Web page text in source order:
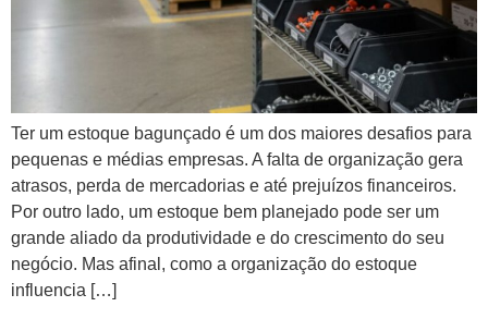
Ter um estoque bagunçado é um dos maiores desafios para
pequenas e médias empresas. A falta de organização gera
atrasos, perda de mercadorias e até prejuízos financeiros.
Por outro lado, um estoque bem planejado pode ser um
grande aliado da produtividade e do crescimento do seu
negócio. Mas afinal, como a organização do estoque
influencia […]